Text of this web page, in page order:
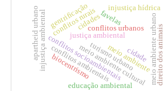
meio ambiente
justiça ambiental
conflitos socioambientais
conflitos ruraisconflitos urbanos
meio ambiente cultural
conflitos ambientais meio ambiente urbano
educação ambiental
direito dos animais
biocentrismoturismo urbano
injustiça ambiental cidade
apartheid urbano favelas
cidades
injustiça hídrica
gentrificação